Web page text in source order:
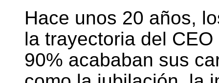
Hace unos 20 años,
la trayectoria del
90% acababan sus